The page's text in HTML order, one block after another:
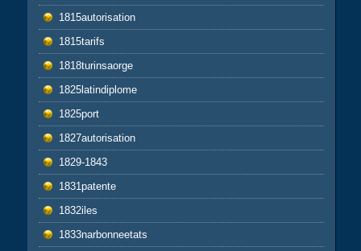
1815autorisation
1815tarifs
1818turinsaorge
1825latindiplome
1825port
1827autorisation
1829-1843
1831patente
1832iles
1833narbonneetats